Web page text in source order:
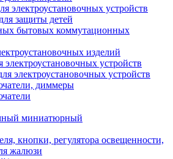
электроустановочных устройств
защиты детей
бытовых коммутационных
изделий
электроустановочных устройств
электроустановочных устройств
диммеры
миниатюрный
кнопки, регулятора освещенности,
жалюзи